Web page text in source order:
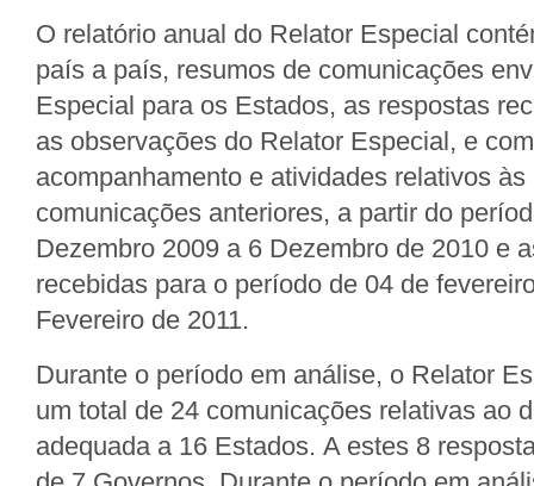
O relatório anual do Relator Especial
país a país, resumos de comunicações
Especial para os Estados, as respostas
as observações do Relator Especial, e
acompanhamento e atividades relativos às
comunicações anteriores, a partir do
Dezembro 2009 a 6 Dezembro de 2010 e
recebidas para o período de 04 de
Fevereiro de 2011.
Durante o período em análise, o Relator
um total de 24 comunicações relativas ao
adequada a 16 Estados. A estes 8